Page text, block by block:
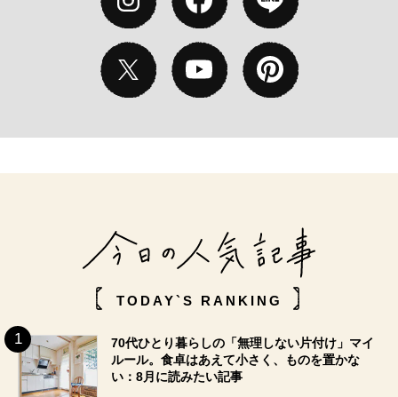
TODAY`S RANKING
70代ひとり暮らしの「無理しない片付け」マイ
ルール。食卓はあえて小さく、ものを置かな
い：8月に読みたい記事